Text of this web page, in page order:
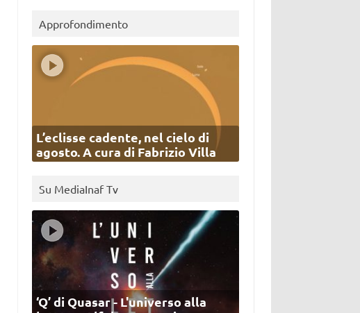
Approfondimento
L’eclisse cadente, nel cielo di
agosto. A cura di Fabrizio Villa
Su MediaInaf Tv
‘Q’ di Quasar - L'universo alla